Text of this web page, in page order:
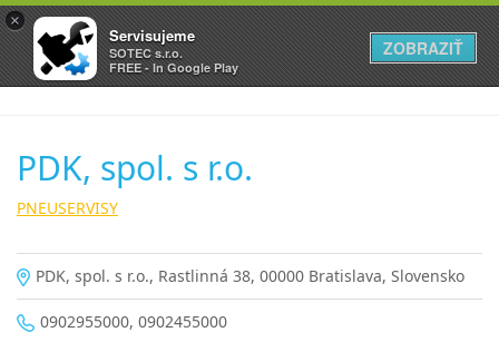
PDK, spol. s r.o.
PNEUSERVISY
PDK, spol. s r.o., Rastlinná 38, 00000 Bratislava, Slovensko
0902955000, 0902455000
×
Servisujeme
SOTEC s.r.o.
FREE - In Google Play
ZOBRAZIŤ